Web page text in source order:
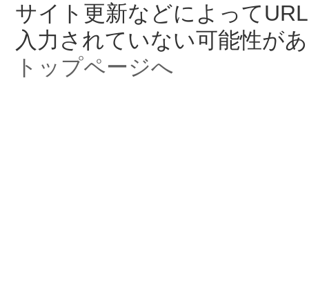
サイト更新などによって
入力されていない可能性が
トップページへ